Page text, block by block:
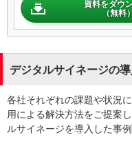
作が可能です。スタンドア
単で低コストですが、コ
手間がかかります。
効率的ですが、初期設定
に応じた選択が重要です。
資料をダウ
（無料）
デジタルサイネージの
各社それぞれの課題や状況
用による解決方法をご提案
ルサイネージを導入した事